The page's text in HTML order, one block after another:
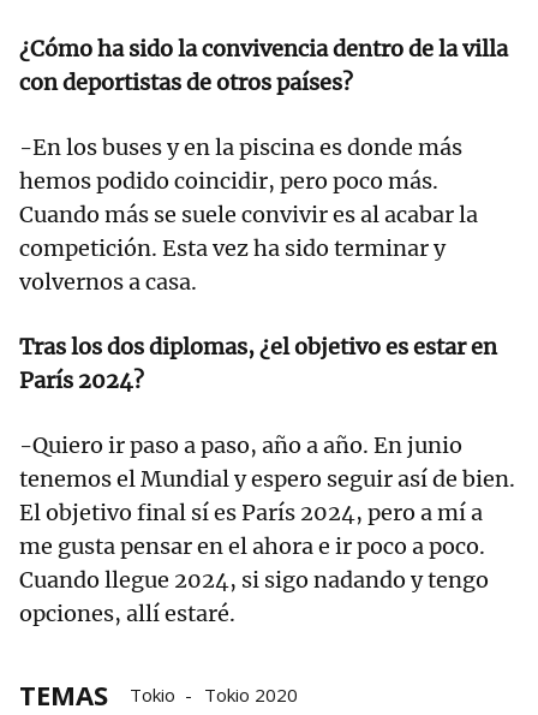
¿Cómo ha sido la convivencia dentro de la villa
con deportistas de otros países?
-En los buses y en la piscina es donde más
hemos podido coincidir, pero poco más.
Cuando más se suele convivir es al acabar la
competición. Esta vez ha sido terminar y
volvernos a casa.
Tras los dos diplomas, ¿el objetivo es estar en
París 2024?
-Quiero ir paso a paso, año a año. En junio
tenemos el Mundial y espero seguir así de bien.
El objetivo final sí es París 2024, pero a mí a
me gusta pensar en el ahora e ir poco a poco.
Cuando llegue 2024, si sigo nadando y tengo
opciones, allí estaré.
TEMAS Tokio Tokio 2020